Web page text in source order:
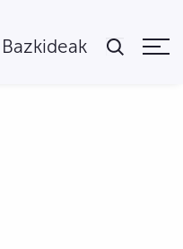
Bazkideak